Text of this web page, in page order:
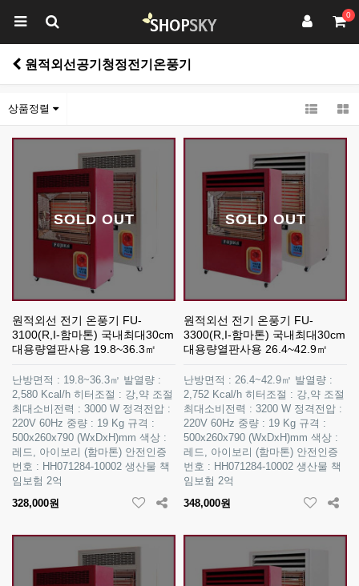
0
원적외선공기청정전기온풍기
상품정렬
SOLD OUT
원적외선 전기 온풍기 FU-
3100(R,I-함마톤) 국내최대30cm
대용량열판사용 19.8~36.3㎡
난방면적 : 19.8~36.3㎡ 발열량 :
2,580 Kcal/h 히터조절 : 강,약 조절
최대소비전력 : 3000 W 정격전압 :
220V 60Hz 중량 : 19 Kg 규격 :
500x260x790 (WxDxH)mm 색상 :
레드, 아이보리 (함마톤) 안전인증
번호 : HH071284-10002 생산물 책
임보험 2억
328,000원
SOLD OUT
원적외선 전기 온풍기 FU-
3300(R,I-함마톤) 국내최대30cm
대용량열판사용 26.4~42.9㎡
난방면적 : 26.4~42.9㎡ 발열량 :
2,752 Kcal/h 히터조절 : 강,약 조절
최대소비전력 : 3200 W 정격전압 :
220V 60Hz 중량 : 19 Kg 규격 :
500x260x790 (WxDxH)mm 색상 :
레드, 아이보리 (함마톤) 안전인증
번호 : HH071284-10002 생산물 책
임보험 2억
348,000원